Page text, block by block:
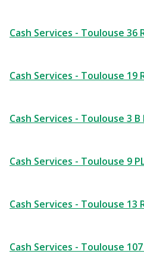
Cash Services - Toulouse 36
Cash Services - Toulouse 19
Cash Services - Toulouse 3 B
Cash Services - Toulouse 9
Cash Services - Toulouse 13
Cash Services - Toulouse 107